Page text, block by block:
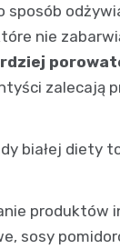
sposób
nie
zalecają
białej diety
produktów
sosy